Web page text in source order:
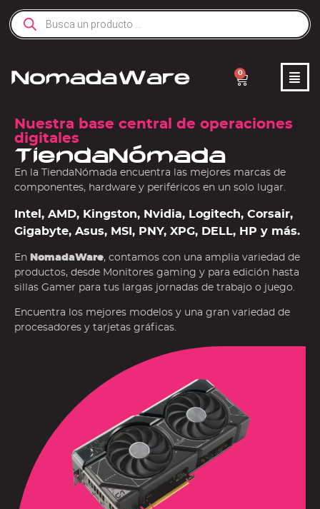
0
Nuestra base central de operaciones
digitales
TiendaNómada
En la TiendaNómada encuentra las mejores marcas de
componentes, hardware y periféricos en un solo lugar.
Intel, AMD, Kingston, Nvidia, Logitech, Corsair,
Gigabyte, Asus, MSI, PNY, XPG, DELL, HP y más.
En NomadaWare, contamos con una amplia variedad de
productos, desde Monitores gaming y para edición hasta
sillas Gamer para tus largas jornadas de trabajo o juego.
Encuentra los mejores modelos y una gran variedad de
procesadores y tarjetas gráficas.